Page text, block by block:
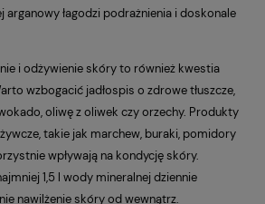
arganowy łagodzi podrażnienia i doskonale
i odżywienie skóry to również kwestia
wzbogacić jadłospis o zdrowe tłuszcze,
oliwę z oliwek czy orzechy. Produkty
takie jak marchew, buraki, pomidory
wpływają na kondycję skóry.
1,5 l wody mineralnej dziennie
nawilżenie skóry od wewnątrz.